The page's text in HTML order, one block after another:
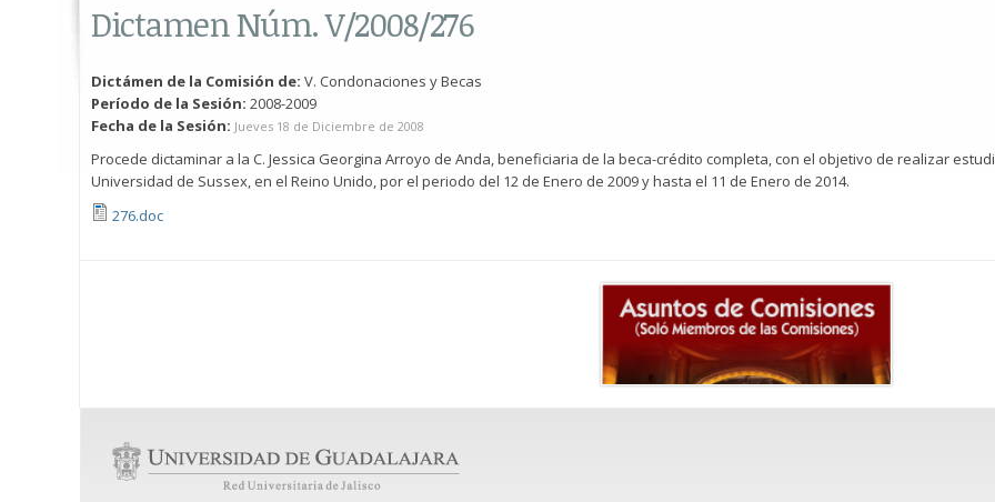
Dictamen Núm. V/2008/276
Dictámen de la Comisión de: V. Condonaciones y Becas
Período de la Sesión: 2008-2009
Fecha de la Sesión: Jueves 18 de Diciembre de 2008
Procede dictaminar a la C. Jessica Georgina Arroyo de Anda, beneficiaria de la beca-crédito completa, con el objetivo de realizar
Universidad de Sussex, en el Reino Unido, por el periodo del 12 de Enero de 2009 y hasta el 11 de Enero de 2014.
276.doc